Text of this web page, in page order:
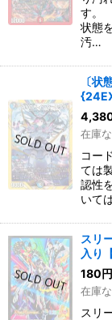
す。
状態
汚…
〔状
在庫
コー
ては
認性
いて
スリ
入り
180円
在庫
スリ